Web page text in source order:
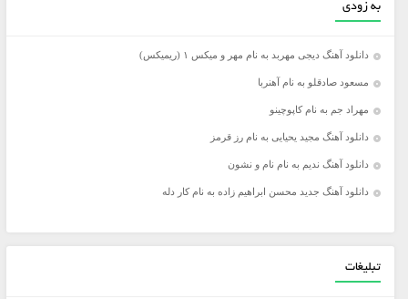
به زودی
دانلود آهنگ دیجی مهربد به نام مهر و میکس ۱ (ریمیکس)
مسعود صادقلو به نام آهنربا
مهراد جم به نام کاپوچینو
دانلود آهنگ مجید یحیایی به نام رز قرمز
دانلود آهنگ ندیم به نام نام و نشون
دانلود آهنگ جدید محسن ابراهیم زاده به نام کار دله
تبلیغات